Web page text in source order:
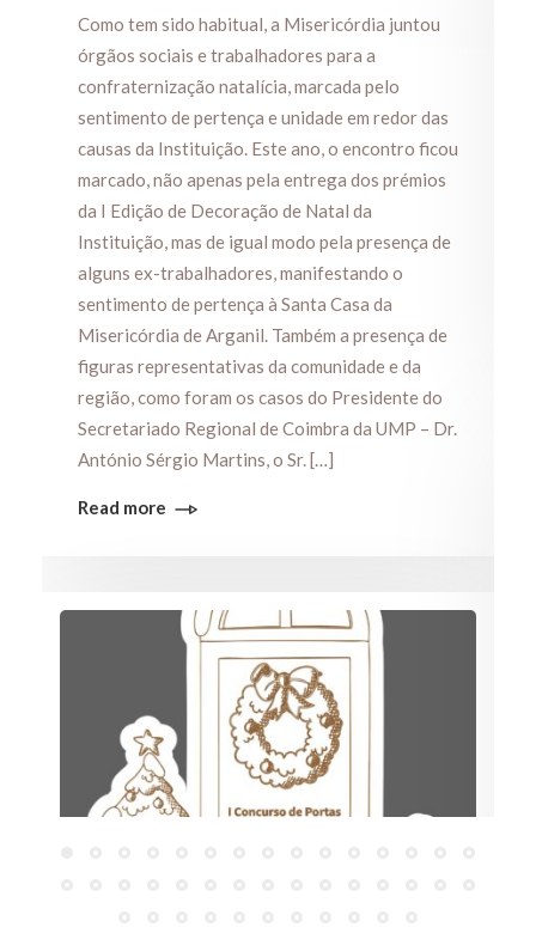
Como tem sido habitual, a Misericórdia juntou
órgãos sociais e trabalhadores para a
confraternização natalícia, marcada pelo
sentimento de pertença e unidade em redor das
causas da Instituição. Este ano, o encontro ficou
marcado, não apenas pela entrega dos prémios
da I Edição de Decoração de Natal da
Instituição, mas de igual modo pela presença de
alguns ex-trabalhadores, manifestando o
sentimento de pertença à Santa Casa da
Misericórdia de Arganil. Também a presença de
figuras representativas da comunidade e da
região, como foram os casos do Presidente do
Secretariado Regional de Coimbra da UMP – Dr.
António Sérgio Martins, o Sr. […]
Read more